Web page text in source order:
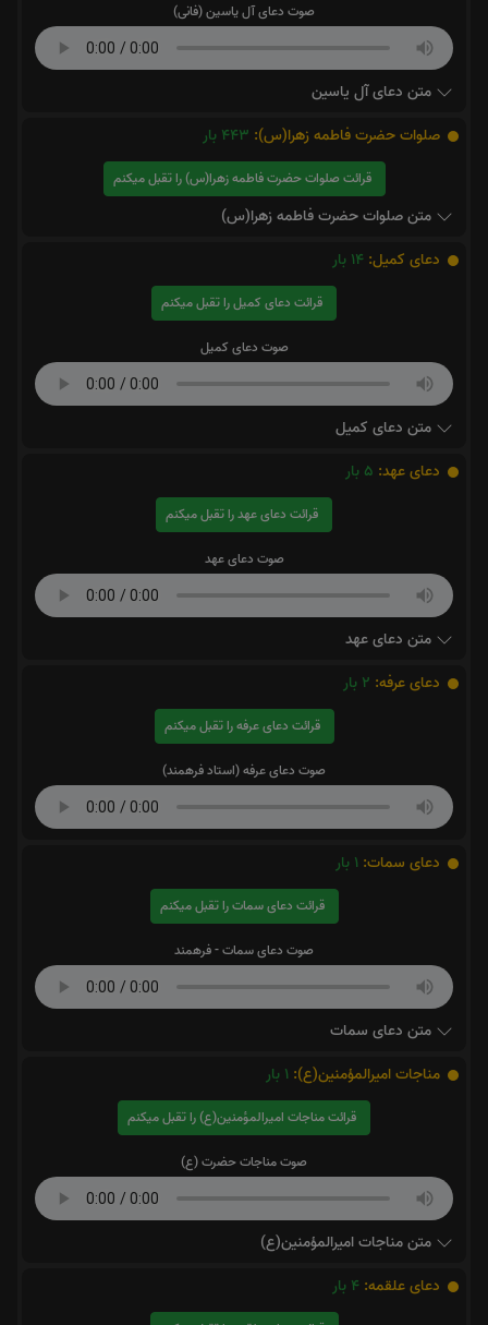
صوت دعای آل یاسین (فانی)
متن دعای آل یاسین
صلوات حضرت فاطمه زهرا(س): 443 بار
قرائت صلوات حضرت فاطمه زهرا(س) را تقبل میکنم
متن صلوات حضرت فاطمه زهرا(س)
دعای کمیل: 14 بار
قرائت دعای کمیل را تقبل میکنم
صوت دعای کمیل
متن دعای کمیل
دعای عهد: 5 بار
قرائت دعای عهد را تقبل میکنم
صوت دعای عهد
متن دعای عهد
دعای عرفه: 2 بار
قرائت دعای عرفه را تقبل میکنم
صوت دعای عرفه (استاد فرهمند)
دعای سمات: 1 بار
قرائت دعای سمات را تقبل میکنم
صوت دعای سمات - فرهمند
متن دعای سمات
مناجات اميرالمؤمنين(ع): 1 بار
قرائت مناجات اميرالمؤمنين(ع) را تقبل میکنم
صوت مناجات حضرت (ع)
متن مناجات اميرالمؤمنين(ع)
دعای علقمه: 4 بار